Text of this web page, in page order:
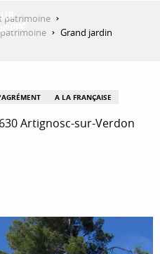
patrimoine
Grand jardin
A LA FRANÇAISE
Artignosc-sur-Verdon